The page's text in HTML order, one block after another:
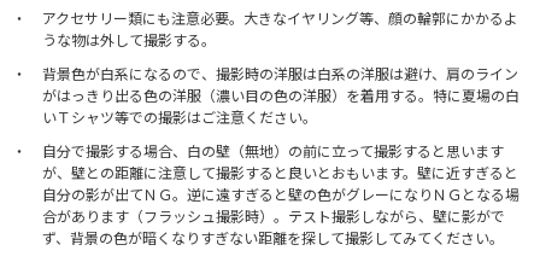
アクセサリー類にも注意必要。大きなイヤリング等、顔の輪郭にかかるよ
うな物は外して撮影する。
背景色が白系になるので、撮影時の洋服は白系の洋服は避け、肩のライン
がはっきり出る色の洋服（濃い目の色の洋服）を着用する。特に夏場の白
いＴシャツ等での撮影はご注意ください。
自分で撮影する場合、白の壁（無地）の前に立って撮影すると思います
が、壁との距離に注意して撮影すると良いとおもいます。壁に近すぎると
自分の影が出てＮＧ。逆に遠すぎると壁の色がグレーになりＮＧとなる場
合があります（フラッシュ撮影時）。テスト撮影しながら、壁に影がで
ず、背景の色が暗くなりすぎない距離を探して撮影してみてください。